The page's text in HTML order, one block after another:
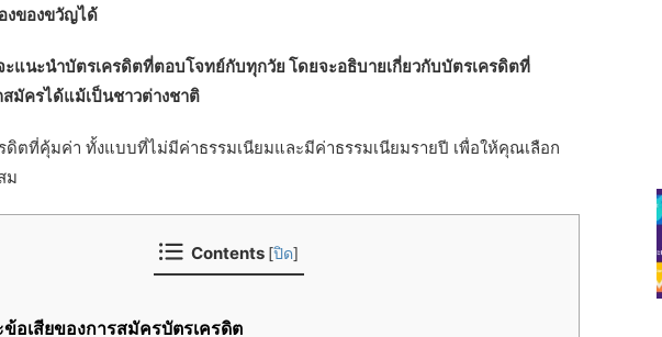
งของขวัญได้
ะแนะนำบัตรเครดิตที่ตอบโจทย์กับทุกวัย โดยจะอธิบายเกี่ยวกับบัตรเครดิตที่
มัครได้แม้เป็นชาวต่างชาติ
ดิตที่คุ้มค่า ทั้งแบบที่ไม่มีค่าธรรมเนียมและมีค่าธรรมเนียมรายปี เพื่อให้คุณเลือก
ม
Contents [ปิด]
อเสียของการสมัครบัตรเครดิต